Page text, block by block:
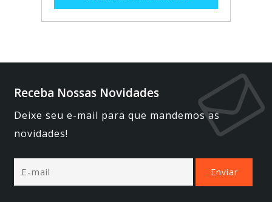
Receba Nossas Novidades
Deixe seu e-mail para que mandemos as
novidades!